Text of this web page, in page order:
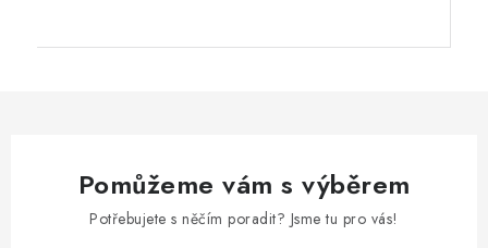
Pomůžeme vám s výběrem
Potřebujete s něčím poradit? Jsme tu pro vás!